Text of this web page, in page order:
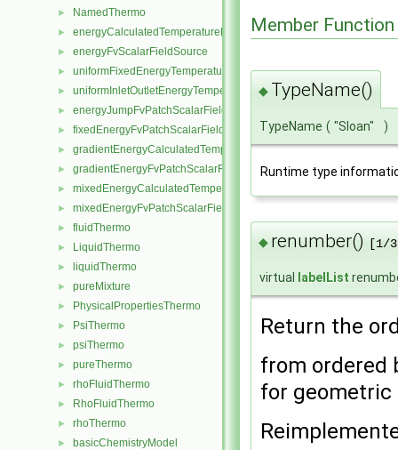
► NamedThermo
► energyCalculatedTemperatureFvScalarFieldSource
► energyFvScalarFieldSource
► uniformFixedEnergyTemperatureFvScalarFieldSource
► uniformInletOutletEnergyTemperatureFvScalarFieldSource
► energyJumpFvPatchScalarField
► fixedEnergyFvPatchScalarField
► gradientEnergyCalculatedTemperatureFvPatchScalarField
► gradientEnergyFvPatchScalarField
► mixedEnergyCalculatedTemperatureFvPatchScalarField
► mixedEnergyFvPatchScalarField
► fluidThermo
► LiquidThermo
► liquidThermo
► pureMixture
► PhysicalPropertiesThermo
► PsiThermo
► psiThermo
► pureThermo
► rhoFluidThermo
► RhoFluidThermo
► rhoThermo
► basicChemistryModel
Member
◆ TypeName()
TypeName ( "Sloan" )
Runtime type
◆ renumber() [1/
virtual labelList
Return the
from ordered
for geometric